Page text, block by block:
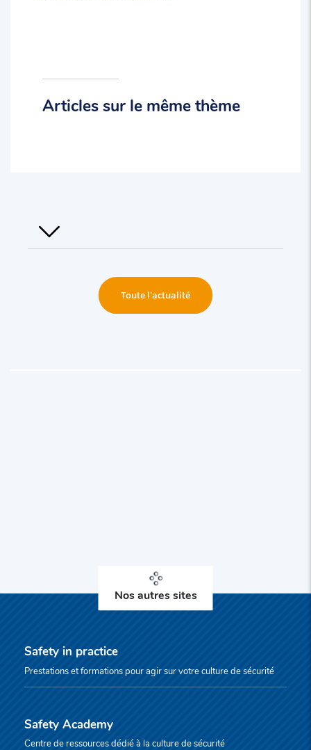
Articles sur le même thème
Toute l'actualité
Nos autres sites
Safety in practice
Prestations et formations pour agir sur votre culture de sécurité
Safety Academy
Centre de ressources dédié à la culture de sécurité